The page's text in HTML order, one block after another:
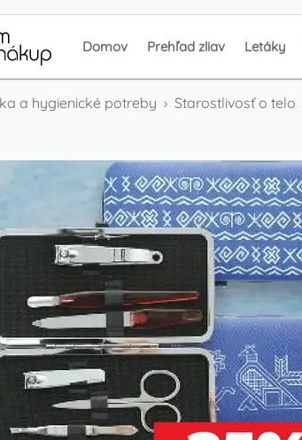
Domov Prehľad zliav Letáky
a hygienické potreby › Starostlivosť o telo